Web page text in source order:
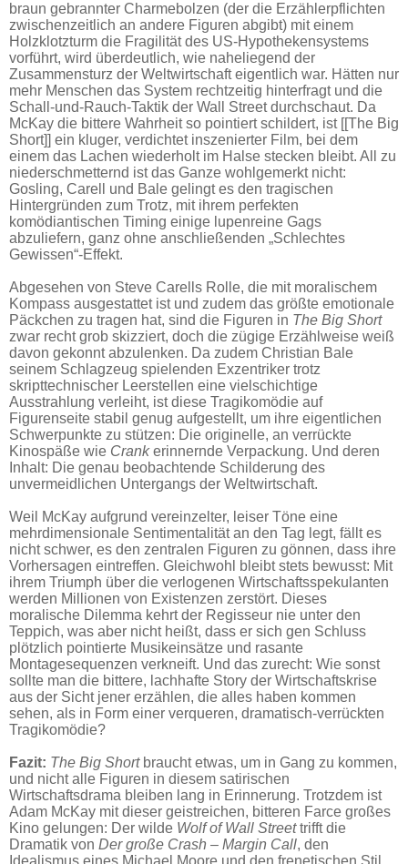
braun gebrannter Charmebolzen (der die Erzählerpflichten
zwischenzeitlich an andere Figuren abgibt) mit einem
Holzklotzturm die Fragilität des US-Hypothekensystems
vorführt, wird überdeutlich, wie naheliegend der
Zusammensturz der Weltwirtschaft eigentlich war. Hätten nur
mehr Menschen das System rechtzeitig hinterfragt und die
Schall-und-Rauch-Taktik der Wall Street durchschaut. Da
McKay die bittere Wahrheit so pointiert schildert, ist [[The Big
Short]] ein kluger, verdichtet inszenierter Film, bei dem
einem das Lachen wiederholt im Halse stecken bleibt. All zu
niederschmetternd ist das Ganze wohlgemerkt nicht:
Gosling, Carell und Bale gelingt es den tragischen
Hintergründen zum Trotz, mit ihrem perfekten
komödiantischen Timing einige lupenreine Gags
abzuliefern, ganz ohne anschließenden „Schlechtes
Gewissen“-Effekt.
Abgesehen von Steve Carells Rolle, die mit moralischem
Kompass ausgestattet ist und zudem das größte emotionale
Päckchen zu tragen hat, sind die Figuren in The Big Short
zwar recht grob skizziert, doch die zügige Erzählweise weiß
davon gekonnt abzulenken. Da zudem Christian Bale
seinem Schlagzeug spielenden Exzentriker trotz
skripttechnischer Leerstellen eine vielschichtige
Ausstrahlung verleiht, ist diese Tragikomödie auf
Figurenseite stabil genug aufgestellt, um ihre eigentlichen
Schwerpunkte zu stützen: Die originelle, an verrückte
Kinospäße wie Crankerinnernde Verpackung. Und deren
Inhalt: Die genau beobachtende Schilderung des
unvermeidlichen Untergangs der Weltwirtschaft.
Weil McKay aufgrund vereinzelter, leiser Töne eine
mehrdimensionale Sentimentalität an den Tag legt, fällt es
nicht schwer, es den zentralen Figuren zu gönnen, dass ihre
Vorhersagen eintreffen. Gleichwohl bleibt stets bewusst: Mit
ihrem Triumph über die verlogenen Wirtschaftsspekulanten
werden Millionen von Existenzen zerstört. Dieses
moralische Dilemma kehrt der Regisseur nie unter den
Teppich, was aber nicht heißt, dass er sich gen Schluss
plötzlich pointierte Musikeinsätze und rasante
Montagesequenzen verkneift. Und das zurecht: Wie sonst
sollte man die bittere, lachhafte Story der Wirtschaftskrise
aus der Sicht jener erzählen, die alles haben kommen
sehen, als in Form einer verqueren, dramatisch-verrückten
Tragikomödie?
Fazit: The Big Shortbraucht etwas, um in Gang zu kommen,
und nicht alle Figuren in diesem satirischen
Wirtschaftsdrama bleiben lang in Erinnerung. Trotzdem ist
Adam McKay mit dieser geistreichen, bitteren Farce großes
Kino gelungen: Der wilde Wolf of Wall Streettrifft die
Dramatik von Der große Crash – Margin Call, den